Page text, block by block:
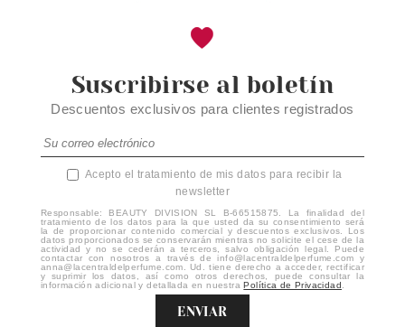
Suscribirse al boletín
Descuentos exclusivos para clientes registrados
Acepto el tratamiento de mis datos para recibir la
newsletter
Responsable: BEAUTY DIVISION SL B-66515875. La finalidad del
tratamiento de los datos para la que usted da su consentimiento será
la de proporcionar contenido comercial y descuentos exclusivos. Los
datos proporcionados se conservarán mientras no solicite el cese de la
actividad y no se cederán a terceros, salvo obligación legal. Puede
contactar con nosotros a través de info@lacentraldelperfume.com y
anna@lacentraldelperfume.com. Ud. tiene derecho a acceder, rectificar
y suprimir los datos, así como otros derechos, puede consultar la
información adicional y detallada en nuestraPolítica de Privacidad
ENVIAR